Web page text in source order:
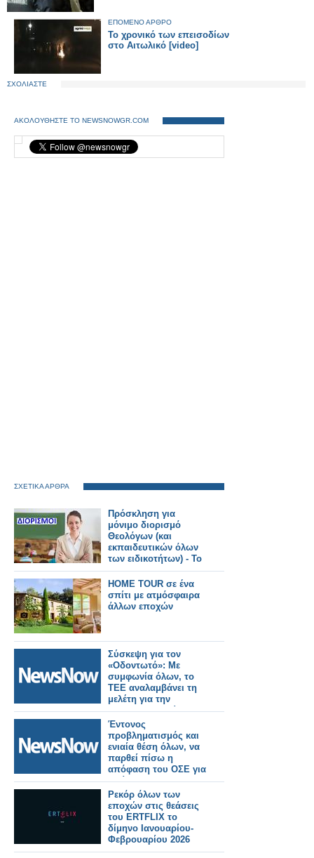
ΕΠΟΜΕΝΟ ΑΡΘΡΟ
To χρονικό των επεισοδίων
στο Αιτωλικό [video]
ΣΧΟΛΙΑΣΤΕ
ΑΚΟΛΟΥΘΗΣΤΕ ΤΟ NEWSNOWGR.COM
ΣΧΕΤΙΚΑ ΑΡΘΡΑ
Πρόσκληση για
μόνιμο διορισμό
Θεολόγων (και
εκπαιδευτικών όλων
των ειδικοτήτων) - Το
ΦΕΚ
HOME TOUR σε ένα
σπίτι με ατμόσφαιρα
άλλων εποχών
Σύσκεψη για τον
«Οδοντωτό»: Με
συμφωνία όλων, το
ΤΕΕ αναλαμβάνει τη
μελέτη για την
επαναλειτουργία του.
Έντονος
προβληματισμός και
ενιαία θέση όλων, να
παρθεί πίσω η
απόφαση του ΟΣΕ για
κλείσιμο του
Οδοντωτού
Ρεκόρ όλων των
εποχών στις θεάσεις
του ERTFLIX το
δίμηνο Ιανουαρίου-
Φεβρουαρίου 2026